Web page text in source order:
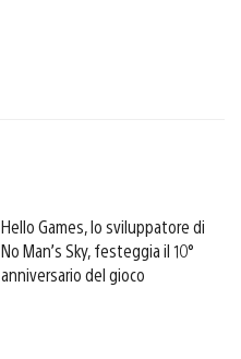
Hello Games, lo sviluppatore di
No Man’s Sky, festeggia il 10°
anniversario del gioco